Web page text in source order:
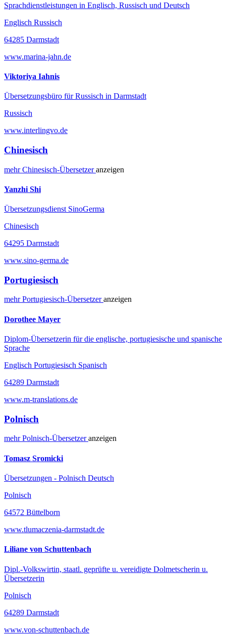
Sprachdienstleistungen in Englisch, Russisch und Deutsch
Englisch Russisch
64285 Darmstadt
www.marina-jahn.de
Viktoriya Iahnis
Übersetzungsbüro für Russisch in Darmstadt
Russisch
www.interlingvo.de
Chinesisch
mehrChinesisch-Übersetzeranzeigen
Yanzhi Shi
Übersetzungsdienst SinoGerma
Chinesisch
64295 Darmstadt
www.sino-germa.de
Portugiesisch
mehrPortugiesisch-Übersetzeranzeigen
Dorothee Mayer
Diplom-Übersetzerin für die englische, portugiesische und spanische
Sprache
Englisch Portugiesisch Spanisch
64289 Darmstadt
www.m-translations.de
Polnisch
mehrPolnisch-Übersetzeranzeigen
Tomasz Sromicki
Übersetzungen - Polnisch Deutsch
Polnisch
64572 Büttelborn
www.tlumaczenia-darmstadt.de
Liliane von Schuttenbach
Dipl.-Volkswirtin, staatl. geprüfte u. vereidigte Dolmetscherin u.
Übersetzerin
Polnisch
64289 Darmstadt
www.von-schuttenbach.de